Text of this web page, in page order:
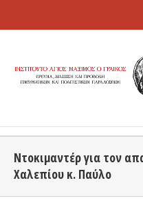
Ντοκιμαντέρ για τον
Χαλεπίου κ. Παύλο